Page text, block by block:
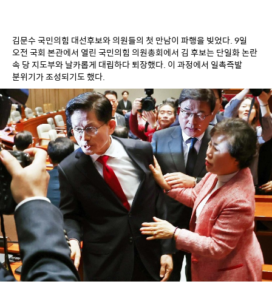
김문수 국민의힘 대선후보와 의원들의 첫 만남이 파행을 빚었다. 9일
오전 국회 본관에서 열린 국민의힘 의원총회에서 김 후보는 단일화 논란
속 당 지도부와 날카롭게 대립하다 퇴장했다. 이 과정에서 일촉즉발
분위기가 조성되기도 했다.